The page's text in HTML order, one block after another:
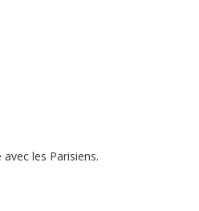
les Parisiens.